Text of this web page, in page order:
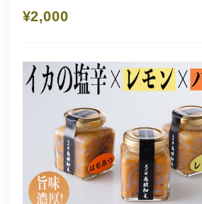
¥2,000